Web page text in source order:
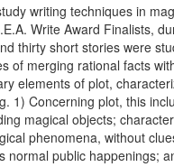
writing techniques in
Write Award Finalists,
thirty short stories were
of merging rational facts
elements of plot,
1) Concerning plot, this
magical objects;
phenomena, without
normal public happenings;